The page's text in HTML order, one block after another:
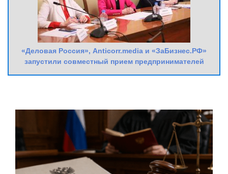
«Деловая Россия», Anticorr.media и «ЗаБизнес.РФ»
запустили совместный прием предпринимателей